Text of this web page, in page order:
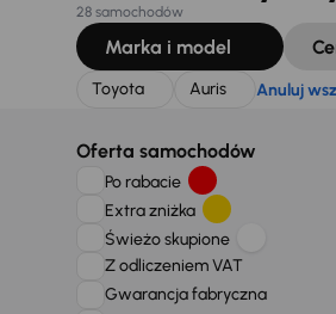
28 samochodów
Marka i model
Toyota Auris Anuluj
Oferta samochodów
Po rabacie
Extra zniżka
Świeżo skupione
Z odliczeniem VAT
Gwarancja fabryczna